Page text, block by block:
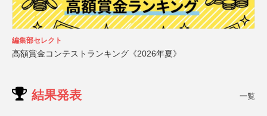
編集部セレクト
高額賞金コンテストランキング《2026年夏》
結果発表 一覧